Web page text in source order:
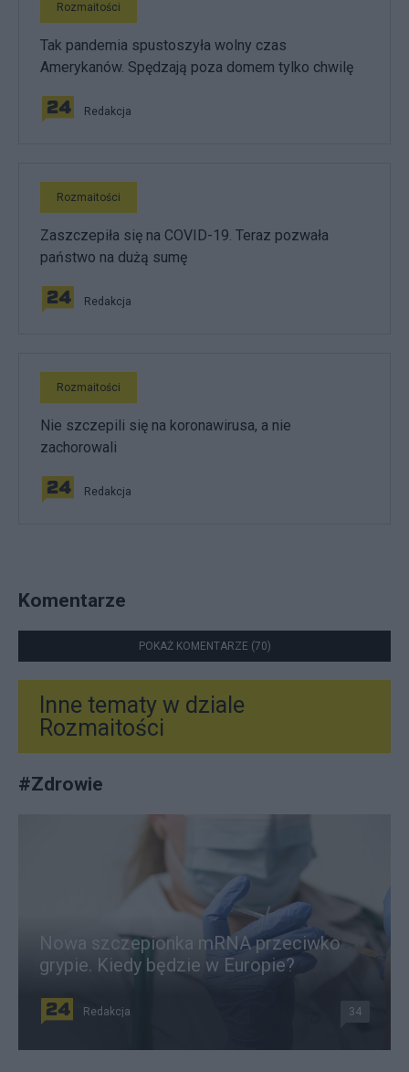
Rozmaitości
Tak pandemia spustoszyła wolny czas
Amerykanów. Spędzają poza domem tylko chwilę
Redakcja
Rozmaitości
Zaszczepiła się na COVID-19. Teraz pozwała
państwo na dużą sumę
Redakcja
Rozmaitości
Nie szczepili się na koronawirusa, a nie
zachorowali
Redakcja
Komentarze
POKAŻ KOMENTARZE (70)
Inne tematy w dziale
Rozmaitości
#Zdrowie
Nowa szczepionka mRNA przeciwko
grypie. Kiedy będzie w Europie?
Redakcja 34